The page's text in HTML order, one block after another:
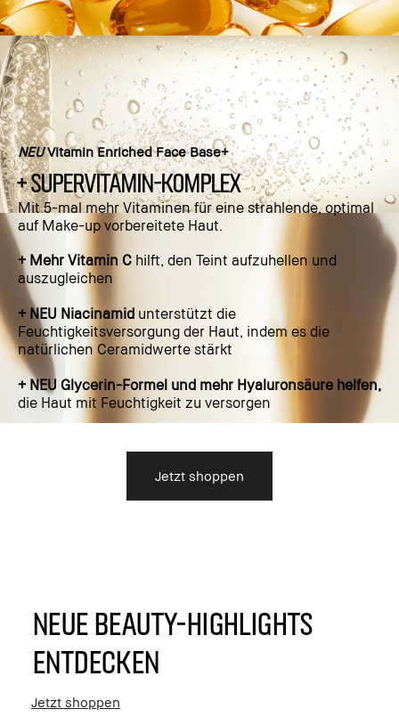
NEUVitamin Enriched Face Base+
+ SUPERVITAMIN-KOMPLEX
Mit 5-mal mehr Vitaminen für eine strahlende, optimal
auf Make-up vorbereitete Haut.
+ Mehr Vitamin C hilft, den Teint aufzuhellen und
auszugleichen
+ NEU Niacinamid unterstützt die
Feuchtigkeitsversorgung der Haut, indem es die
natürlichen Ceramidwerte stärkt
+ NEU Glycerin-Formel und mehr Hyaluronsäure helfen,
die Haut mit Feuchtigkeit zu versorgen
Jetzt shoppen
NEUE BEAUTY-HIGHLIGHTS
ENTDECKEN
Jetzt shoppen